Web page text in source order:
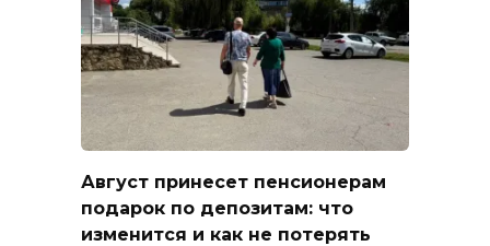
Август принесет пенсионерам
подарок по депозитам: что
изменится и как не потерять